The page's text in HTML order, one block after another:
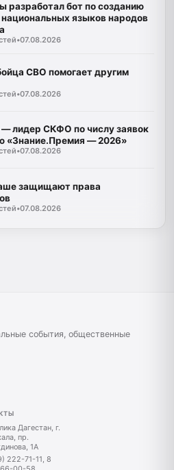
разработал бот по созданию
языков народов
•07.08.2026
СВО помогает другим
•07.08.2026
— лидер СКФО по числу заявок
«Знание.Премия — 2026»
•07.08.2026
защищают права
•07.08.2026
события, общественные
Дагестан, г.
пр.
1А
222-71-11, 8